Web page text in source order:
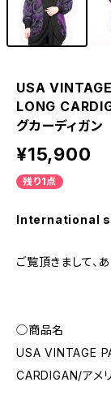
USA
LONG
グカーディガン
¥15,900
残り1点
International
ご覧頂きまして、
◯商品名
USA VINTAGE
CARDIGAN/アメ